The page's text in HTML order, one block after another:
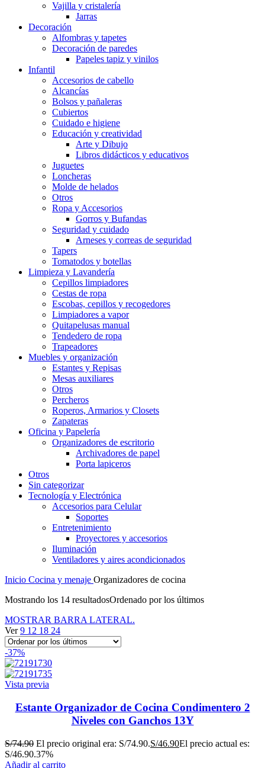
Vajilla y cristalería
Jarras
Decoración
Alfombras y tapetes
Decoración de paredes
Papeles tapiz y vinilos
Infantil
Accesorios de cabello
Alcancías
Bolsos y pañaleras
Cubiertos
Cuidado e higiene
Educación y creatividad
Arte y Dibujo
Libros didácticos y educativos
Juguetes
Loncheras
Molde de helados
Otros
Ropa y Accesorios
Gorros y Bufandas
Seguridad y cuidado
Arneses y correas de seguridad
Tapers
Tomatodos y botellas
Limpieza y Lavandería
Cepillos limpiadores
Cestas de ropa
Escobas, cepillos y recogedores
Limpiadores a vapor
Quitapelusas manual
Tendedero de ropa
Trapeadores
Muebles y organización
Estantes y Repisas
Mesas auxiliares
Otros
Percheros
Roperos, Armarios y Closets
Zapateras
Oficina y Papelería
Organizadores de escritorio
Archivadores de papel
Porta lapiceros
Otros
Sin categorizar
Tecnología y Electrónica
Accesorios para Celular
Soportes
Entretenimiento
Proyectores y accesorios
Iluminación
Ventiladores y aires acondicionados
Inicio Cocina y menaje Organizadores de cocina
Mostrando los 14 resultadosOrdenado por los últimos
MOSTRAR BARRA LATERAL.
Ver9 12 18 24
-37%
Vista previa
Estante Organizador de Cocina Condimentero 2
Niveles con Ganchos 13Y
S/74.90 El precio original era: S/74.90.S/46.90El precio actual es:
S/46.90.37%
Añadir al carrito